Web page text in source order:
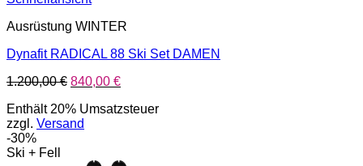
Ausrüstung WINTER
Dynafit RADICAL 88 Ski Set DAMEN
1.200,00€ Ursprünglicher
war:
1.200,00 €
840,00 €Aktueller
ist:
Enthält 20% Umsatzsteuer
zzgl. Versand
-30%
Ski + Fell